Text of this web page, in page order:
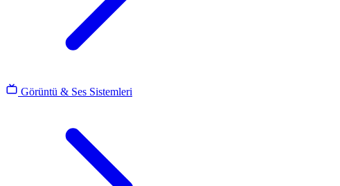
Görüntü & Ses Sistemleri